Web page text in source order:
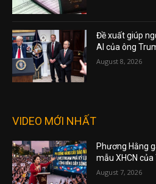
Đề xuất giúp
AI của ông
August 8, 2026
VIDEO MỚI NHẤT
Phương Hằng
mẫu XHCN của
August 7, 2026